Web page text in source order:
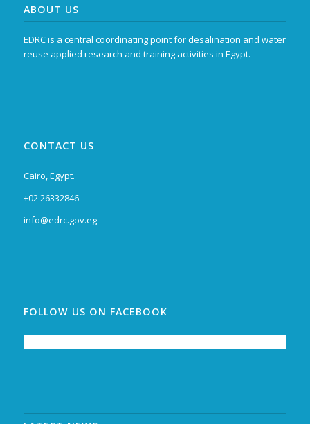
ABOUT US
EDRC is a central coordinating point for desalination and water
reuse applied research and training activities in Egypt.
CONTACT US
Cairo, Egypt.
+02 26332846
info@edrc.gov.eg
FOLLOW US ON FACEBOOK